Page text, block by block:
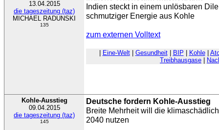
13.04.2015
die tageszeitung (taz)
MICHAEL RADUNSKI
135
Indien steckt in einem unlösbaren
schmutziger Energie aus Kohle
zum externen Volltext
Eine-Welt| Gesundheit| BIP Kohle|
Treibhausgase
Kohle-Ausstieg
09.04.2015
die tageszeitung (taz)
145
Deutsche fordern Kohle-Ausstieg
Breite Mehrheit will die
2040 nutzen